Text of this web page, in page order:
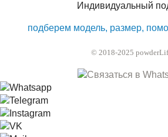
Индивидуальный
подберем модель, размер,
© 2018-2025